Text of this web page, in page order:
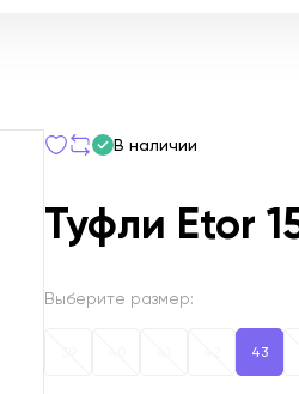
В наличии
Туфли Etor
Выберите размер:
43